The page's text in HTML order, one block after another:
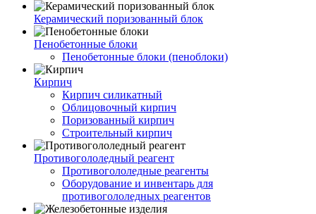
Керамический поризованный блок
Пенобетонные блоки
Пенобетонные блоки (пеноблоки)
Кирпич
Кирпич силикатный
Облицовочный кирпич
Поризованный кирпич
Строительный кирпич
Противогололедный реагент
Противогололедные реагенты
Оборудование и инвентарь для
противогололедных реагентов